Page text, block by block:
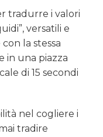
tradurre i valori
versatili e
la stessa
in una piazza
di 15 secondi
nel cogliere i
tradire